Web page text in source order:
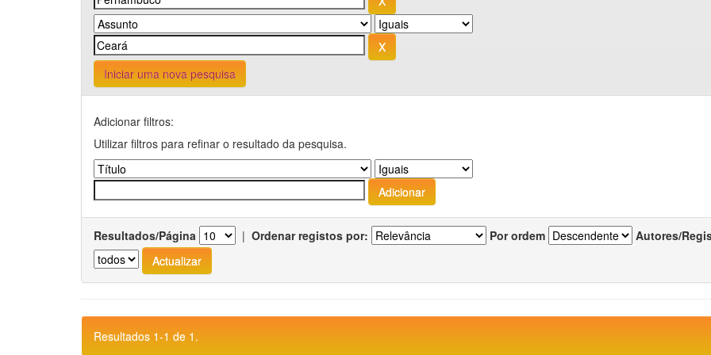
Iniciar uma nova pesquisa
Adicionar filtros:
Utilizar filtros para refinar o resultado da pesquisa.
Resultados/Página | Ordenar registos por: Por ordem Autores/
Resultados 1-1 de 1.